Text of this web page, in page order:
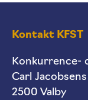
Kontakt KFST
Konkurrence-
Carl Jacobsens
2500 Valby